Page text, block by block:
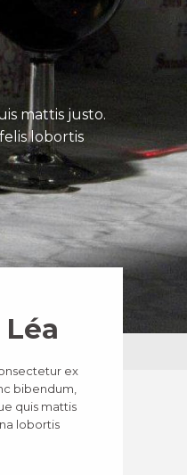
mattis justo.
lobortis
ex
bibendum,
quis mattis
lobortis